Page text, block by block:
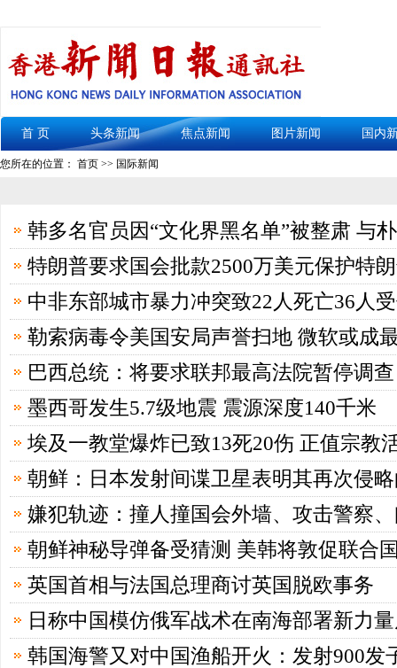
首 页 头条新闻 焦点新闻 图片新闻 国内
您所在的位置： 首页 >> 国际新闻
韩多名官员因“文化界黑名单”被整肃 与
特朗普要求国会批款2500万美元保护特
中非东部城市暴力冲突致22人死亡36人
勒索病毒令美国安局声誉扫地 微软或成
巴西总统：将要求联邦最高法院暂停调
墨西哥发生5.7级地震 震源深度140千米
埃及一教堂爆炸已致13死20伤 正值宗教
朝鲜：日本发射间谍卫星表明其再次侵
嫌犯轨迹：撞人撞国会外墙、攻击警察
朝鲜神秘导弹备受猜测 美韩将敦促联合
英国首相与法国总理商讨英国脱欧事务
日称中国模仿俄军战术在南海部署新力
韩国海警又对中国渔船开火：发射900发